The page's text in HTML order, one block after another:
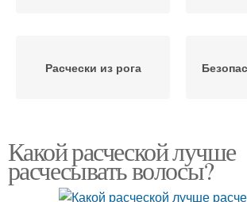
Расчески из рога
Расчески для волос
Какой расческой лучше
расчесывать волосы?